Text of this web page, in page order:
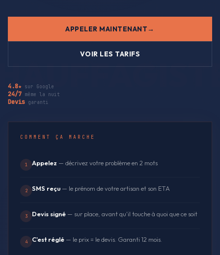
APPELER MAINTENANT
VOIR LES TARIFS
4.8★ sur Google
24/7 même la nuit
Devis garanti
COMMENT ÇA MARCHE
1 Appelez — décrivez votre problème en 2 mots
2 SMS reçu — le prénom de votre artisan et son ETA
3 Devis signé — sur place, avant qu'il touche à quoi que ce soit
4 C'est réglé — le prix = le devis. Garanti 12 mois.